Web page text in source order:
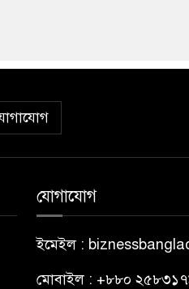
যোগাযোগ
ইমেইল :
মোবাইল : +৮৮০